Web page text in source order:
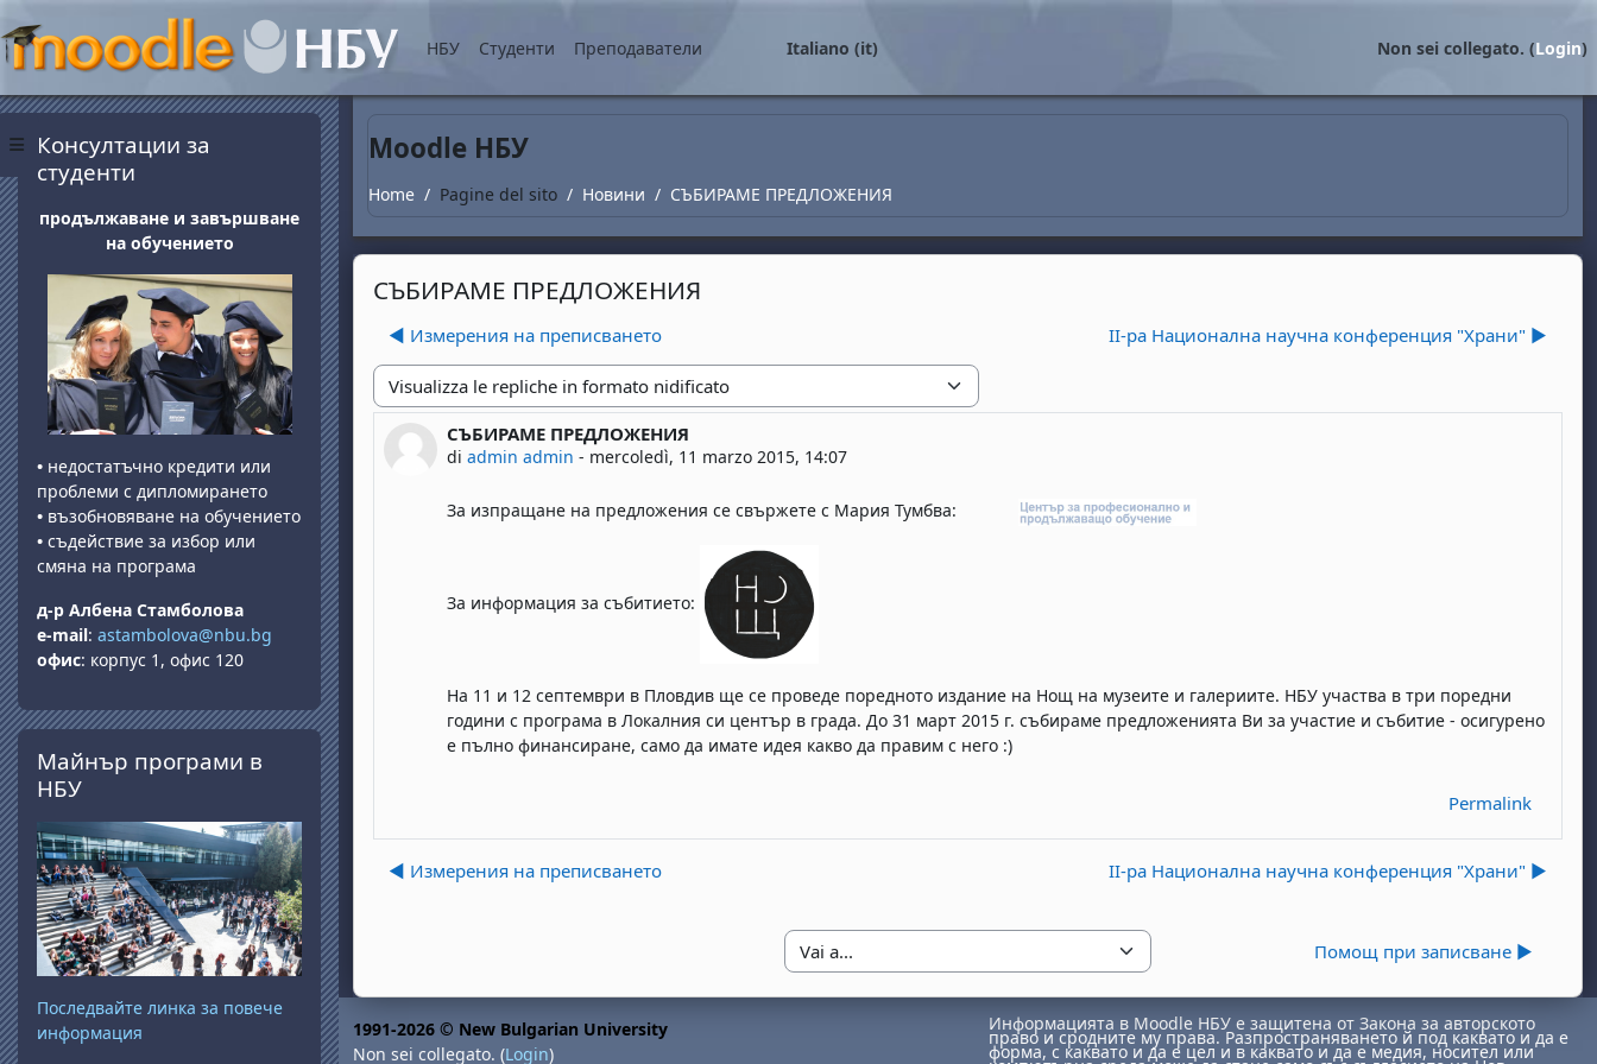
Pannello laterale
НБУ Студенти Преподаватели Italiano ‎(it)‎ Non sei collegato. (Login)
Moodle НБУ
Home Pagine del sito Новини СЪБИРАМЕ ПРЕДЛОЖЕНИЯ
СЪБИРАМЕ ПРЕДЛОЖЕНИЯ
◀︎ Измерения на преписването II-ра Национална научна конференция "Храни" ▶︎
Modalità visualizzazione
СЪБИРАМЕ ПРЕДЛОЖЕНИЯ
di admin admin - mercoledì, 11 marzo 2015, 14:07
Numero di risposte: 0
За изпращане на предложения се свържете с Мария Тумбва:
За информация за събитието:
На 11 и 12 септември в Пловдив ще се проведе поредното издание на Нощ на музеите и галериите. НБУ участва в три поредни
години с програма в Локалния си център в града. До 31 март 2015 г. събираме предложенията Ви за участие и събитие - осигурено
е пълно финансиране, само да имате идея какво да правим с него :)
Permalink
◀︎ Измерения на преписването II-ра Национална научна конференция "Храни" ▶︎
Vai a... Помощ при записване ▶︎
Blocchi
Консултации за
студенти
продължаване и завършване
на обучението
• недостатъчно кредити или
проблеми с дипломирането
• възобновяване на обучението
• съдействие за избор или
смяна на програма
д-р Албена Стамболова
e-mail: astambolova@nbu.bg
офис: корпус 1, офис 120
Salta Майнър програми в НБУ
Майнър програми в
НБУ
Последвайте линка за повече
информация
Информацията в Moodle НБУ е защитена от Закона за авторското
право и сродните му права. Разпространяването й под каквато и да е
форма, с каквато и да е цел и в каквато и да е медия, носител или
1991-2026 © New Bulgarian University
Non sei collegato. (Login)